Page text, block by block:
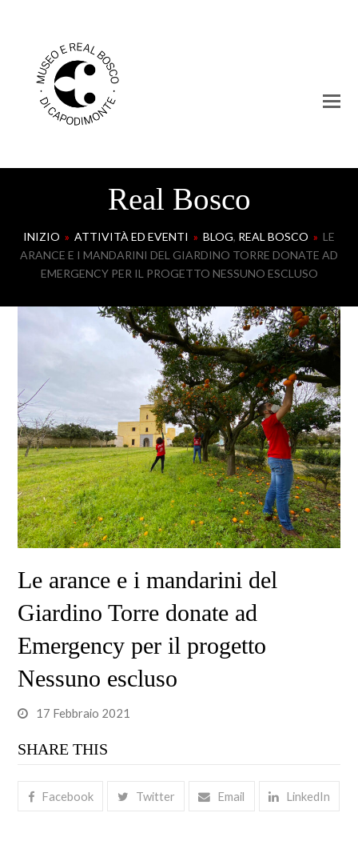
Real Bosco
INIZIO » ATTIVITÀ ED EVENTI » BLOG, REAL BOSCO » LE
ARANCE E I MANDARINI DEL GIARDINO TORRE DONATE AD
EMERGENCY PER IL PROGETTO NESSUNO ESCLUSO
Le arance e i mandarini del
Giardino Torre donate ad
Emergency per il progetto
Nessuno escluso
17 Febbraio 2021
SHARE THIS
Facebook Twitter Email LinkedIn